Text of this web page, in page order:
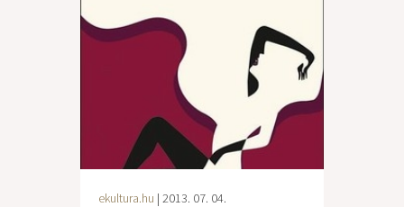
ekultura.hu | 2013. 07. 04.